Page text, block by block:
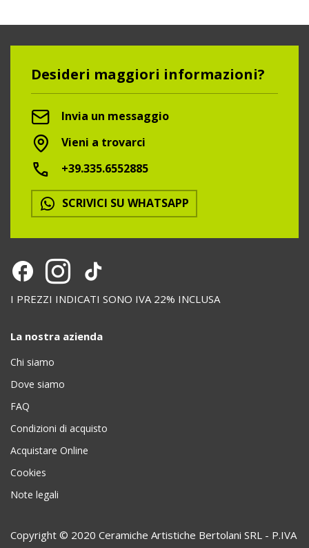
Desideri maggiori informazioni?
Invia un messaggio
Vieni a trovarci
+39.335.6552885
SCRIVICI SU WHATSAPP
I PREZZI INDICATI SONO IVA 22% INCLUSA
La nostra azienda
Chi siamo
Dove siamo
FAQ
Condizioni di acquisto
Acquistare Online
Cookies
Note legali
Copyright © 2020 Ceramiche Artistiche Bertolani SRL - P.IVA